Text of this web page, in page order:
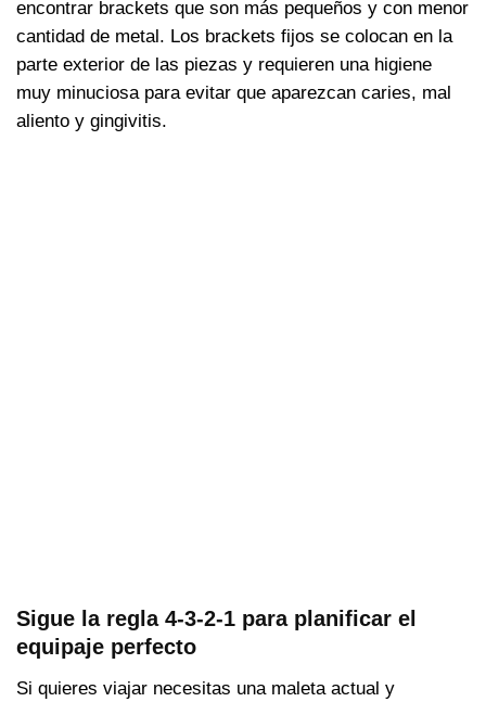
encontrar brackets que son más pequeños y con menor
cantidad de metal. Los brackets fijos se colocan en la
parte exterior de las piezas y requieren una higiene
muy minuciosa para evitar que aparezcan caries, mal
aliento y gingivitis.
Sigue la regla 4-3-2-1 para planificar el
equipaje perfecto
Si quieres viajar necesitas una maleta actual y